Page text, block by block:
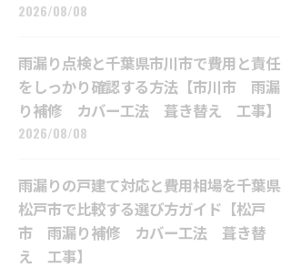
2026/08/08
雨漏り点検と千葉県市川市で費用と責任
をしっかり確認する方法【市川市 雨漏
り補修 カバー工法 葺き替え 工事】
2026/08/08
雨漏りの戸建て対応と費用相場を千葉県
松戸市で比較する選び方ガイド【松戸
市 雨漏り補修 カバー工法 葺き替
え 工事】